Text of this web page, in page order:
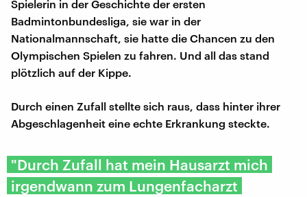
Spielerin in der Geschichte der ersten
Badmintonbundesliga, sie war in der
Nationalmannschaft, sie hatte die Chancen zu den
Olympischen Spielen zu fahren. Und all das stand
plötzlich auf der Kippe.
Durch einen Zufall stellte sich raus, dass hinter ihrer
Abgeschlagenheit eine echte Erkrankung steckte.
"Durch Zufall hat mein Hausarzt mich
irgendwann zum Lungenfacharzt